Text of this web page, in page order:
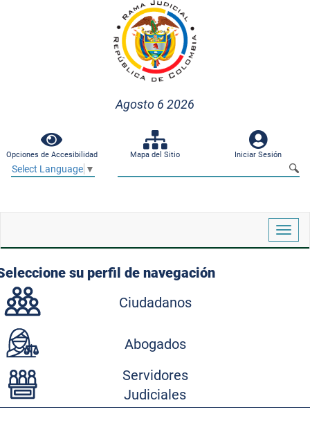
Agosto 6 2026
Opciones de Accesibilidad Mapa del Sitio Iniciar Sesión
Select Language ▼
su perfil de navegación
Ciudadanos
Abogados
Servidores
Judiciales